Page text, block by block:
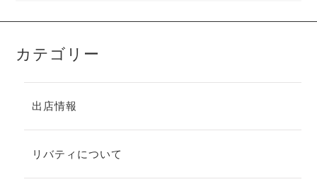
カテゴリー
出店情報
リバティについて